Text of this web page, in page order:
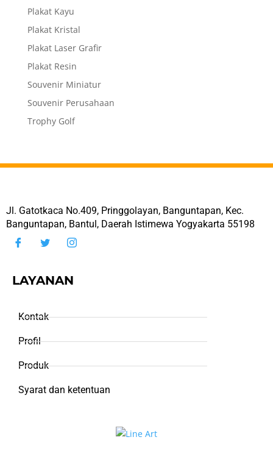
Plakat Kayu
Plakat Kristal
Plakat Laser Grafir
Plakat Resin
Souvenir Miniatur
Souvenir Perusahaan
Trophy Golf
Jl. Gatotkaca No.409, Pringgolayan, Banguntapan, Kec.
Banguntapan, Bantul, Daerah Istimewa Yogyakarta 55198
LAYANAN
Kontak
Profil
Produk
Syarat dan ketentuan